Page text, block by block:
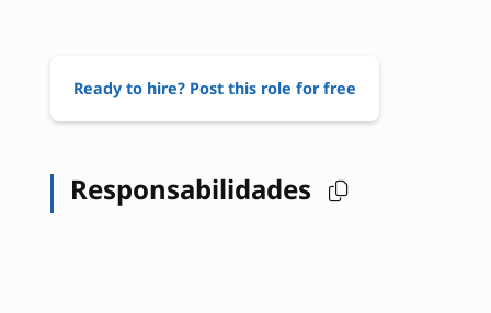
Ready to hire? Post this role for free
Responsabilidades